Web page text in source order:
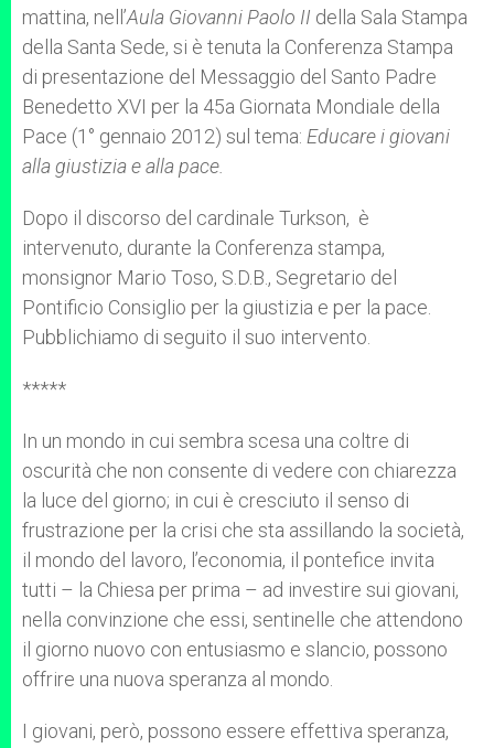
mattina, nell’Aula Giovanni Paolo II della Sala Stampa
della Santa Sede, si è tenuta la Conferenza Stampa
di presentazione del Messaggio del Santo Padre
Benedetto XVI per la 45a Giornata Mondiale della
Pace (1° gennaio 2012) sul tema: Educare i giovani
alla giustizia e alla pace.
Dopo il discorso del cardinale Turkson, è
intervenuto, durante la Conferenza stampa,
monsignor Mario Toso, S.D.B., Segretario del
Pontificio Consiglio per la giustizia e per la pace.
Pubblichiamo di seguito il suo intervento.
*****
In un mondo in cui sembra scesa una coltre di
oscurità che non consente di vedere con chiarezza
la luce del giorno; in cui è cresciuto il senso di
frustrazione per la crisi che sta assillando la società,
il mondo del lavoro, l’economia, il pontefice invita
tutti – la Chiesa per prima – ad investire sui giovani,
nella convinzione che essi, sentinelle che attendono
il giorno nuovo con entusiasmo e slancio, possono
offrire una nuova speranza al mondo.
I giovani, però, possono essere effettiva speranza,